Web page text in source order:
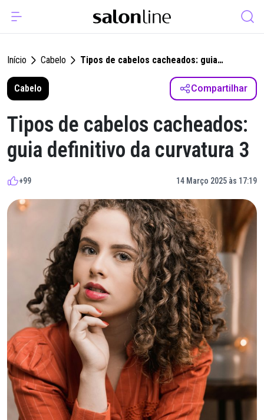
Início Cabelo
Tipos de cabelos cacheados: guia
definitivo da curvatura 3
Cabelo
Compartilhar
Tipos de cabelos cacheados:
guia definitivo da curvatura 3
+99 14 Março 2025 às 17:19